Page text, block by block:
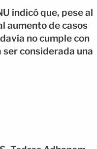
indicó que, pese al
aumento de casos
no cumple con
considerada una